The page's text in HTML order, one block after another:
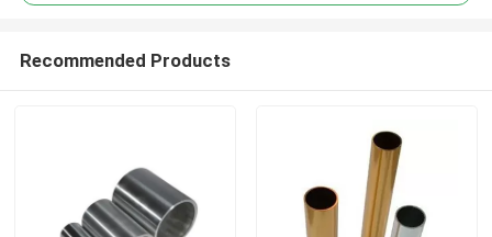
Recommended Products